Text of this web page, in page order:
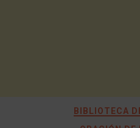
BIBLIOTECA